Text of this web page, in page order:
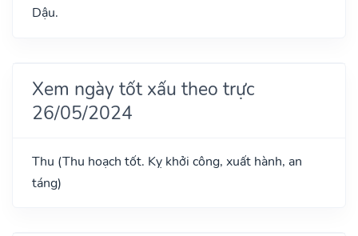
Dậu.
Xem ngày tốt xấu theo trực
26/05/2024
Thu (Thu hoạch tốt. Kỵ khởi công, xuất hành, an
táng)